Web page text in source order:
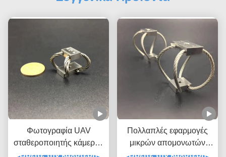
Φωτογραφία UAV
σταθεροποιητής κάμερας
για RC αυτοκίνητο GR3
Βρείτε την καλύτερη
Πολλαπλές εφαρμογές
μικρών απομονωτών
συγκρούσεων
Βρείτε την καλύτερη